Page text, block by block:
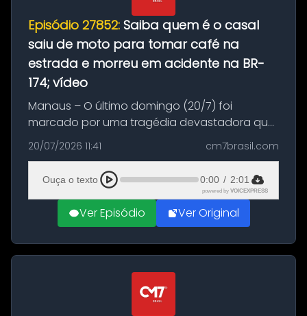
Episódio 27852: Saiba quem é o casal
saiu de moto para tomar café na
estrada e morreu em acidente na BR-
174; vídeo
Manaus – O último domingo (20/7) foi
marcado por uma tragédia devastadora que
resultou na morte precoce de dois jovens na
BR-174, na zona rural de Manaus. Um passeio
com destino a um típico café regio...
20/07/2026 11:41 cm7brasil.com
Ouça o texto 0:00 / 2:01
powered by VOICEXPRESS
Ver Episódio Ver Original